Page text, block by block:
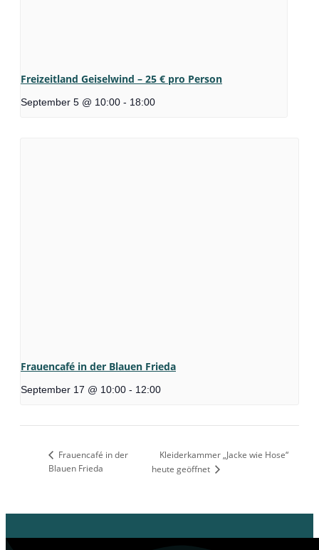
Freizeitland Geiselwind – 25 € pro Person
September 5 @ 10:00 - 18:00
Frauencafé in der Blauen Frieda
September 17 @ 10:00 - 12:00
Frauencafé in der
Blauen Frieda
Kleiderkammer „Jacke wie Hose“
heute geöffnet